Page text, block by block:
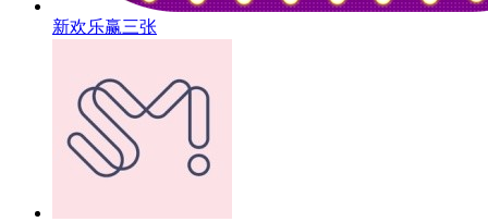
新欢乐赢三张